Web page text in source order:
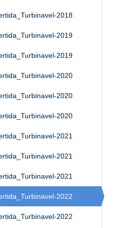
2018
2019
2019
2020
2020
2020
2021
2021
2021
2022
2022